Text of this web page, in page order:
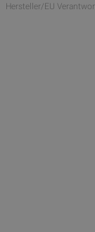
Hersteller/EU